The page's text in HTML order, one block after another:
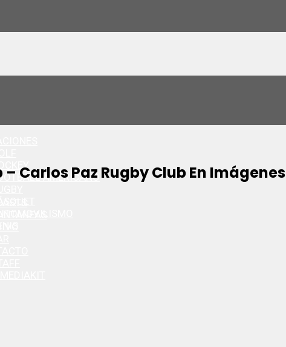
AMERICANO
Carlos Paz Rugby Club En Imágenes